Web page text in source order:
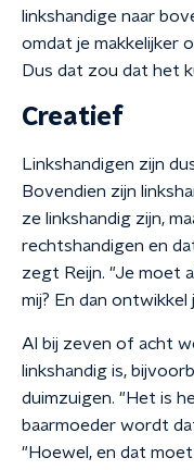
linkshandige naar
omdat je makkelijker
Dus dat zou dat het
Creatief
Linkshandigen zijn
Bovendien zijn
ze linkshandig zijn,
rechtshandigen en
zegt Reijn. "Je moet
mij? En dan
Al bij zeven of acht
linkshandig is,
duimzuigen. "Het is
baarmoeder wordt
"Hoewel, en dat